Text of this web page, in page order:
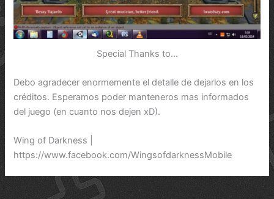
Special Thanks to…
Debo agradecer enormemente el detalle de dejarlos en los
créditos. Esperamos poder manteneros mas informados
del juego (en cuanto nos dejen xD).
Wing of Darkness |
https://www.facebook.com/WingsofdarknessMobile